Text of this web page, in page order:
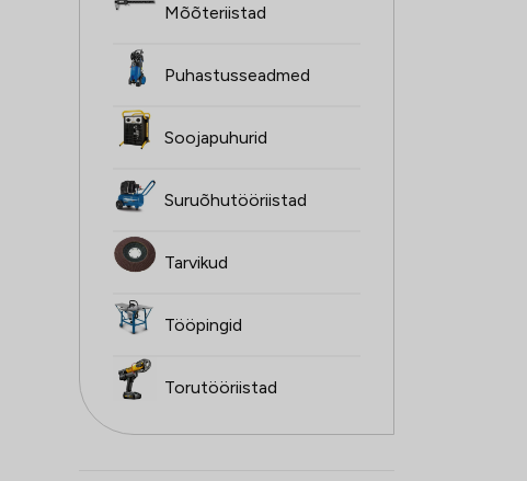
Mõõteriistad
Puhastusseadmed
Soojapuhurid
Suruõhutööriistad
Tarvikud
Tööpingid
Torutööriistad